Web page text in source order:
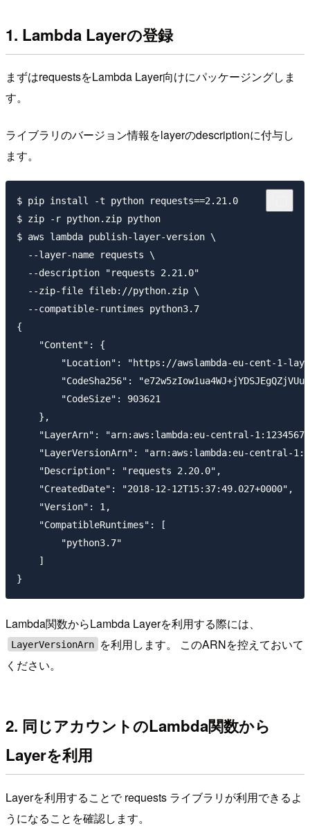
1. Lambda Layerの登録
まずはrequestsをLambda Layer向けにパッケージングしま
す。
ライブラリのバージョン情報をlayerのdescriptionに付与し
ます。
$ pip install -t python requests==2.21.0
$ zip -r python.zip python
$ aws lambda publish-layer-version \
  --layer-name requests \
  --description "requests 2.21.0"
  --zip-file fileb://python.zip \
  --compatible-runtimes python3.7
{
    "Content": {
"Location": "https://awslambda-eu-cent-1-
"CodeSha256":
        "CodeSize": 903621
    },
"LayerArn": "arn:aws:lambda:eu-central-
"LayerVersionArn": "arn:aws:lambda:eu-central-
    "Description": "requests 2.20.0",
    "CreatedDate": "2018-12-12T15:37:49.027+0000",
    "Version": 1,
    "CompatibleRuntimes": [
        "python3.7"
    ]
Lambda関数からLambda Layerを利用する際には、
LayerVersionArn
を利用します。 このARNを控えておいて
ください。
2. 同じアカウントのLambda関数から
Layerを利用
Layerを利用することで requests ライブラリが利用できるよ
うになることを確認します。